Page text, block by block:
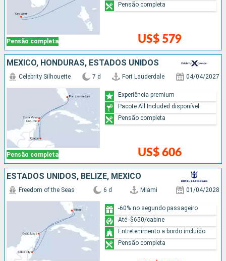
Pensão completa US$ 579
Pensão completa
MÉXICO, HONDURAS, ESTADOS UNIDOS
Pensão completa
Celebrity Silhouette 7 d Fort Lauderdale 04/04/2027
US$ 606
Experiência premium
Pacote All Included disponível
Pensão completa
ESTADOS UNIDOS, BELIZE, MÉXICO
Freedom of the Seas 6 d Miami 01/04/2028
-60% no segundo passageiro
Até -$650/cabine
Entretenimento a bordo incluído
Pensão completa